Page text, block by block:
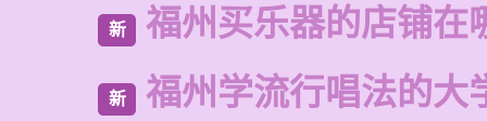
新 福州买乐器的店铺在
新 福州学流行唱法的大